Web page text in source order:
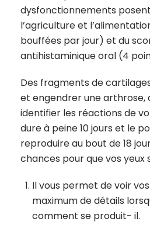
dysfonctionnements
l’agriculture et
bouffées par jour) et du
antihistaminique oral (4
Des fragments de
et engendrer une arthrose,
identifier les réactions de
dure à peine 10 jours et le
reproduire au bout de 18
chances pour que vos yeux
Il vous permet de voir
maximum de détails
comment se produit- il.